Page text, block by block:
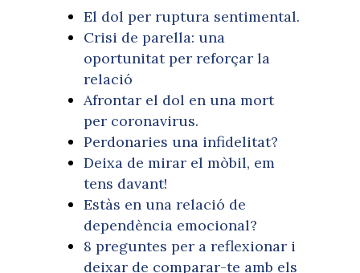
El dol per ruptura sentimental.
Crisi de parella: una
oportunitat per reforçar la
relació
Afrontar el dol en una mort
per coronavirus.
Perdonaries una infidelitat?
Deixa de mirar el mòbil, em
tens davant!
Estàs en una relació de
dependència emocional?
8 preguntes per a reflexionar i
deixar de comparar-te amb els